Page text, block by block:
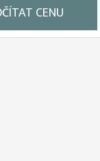
CENU